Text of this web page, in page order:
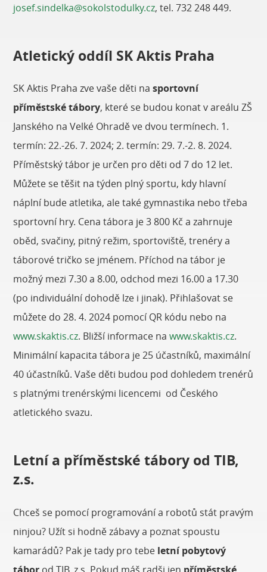
josef.sindelka@sokolstodulky.cz, tel. 732 248 449.
Atletický oddíl SK Aktis Praha
SK Aktis Praha zve vaše děti nasportovní
příměstské tábory, které se budou konat v areálu ZŠ
Janského na Velké Ohradě ve dvou termínech. 1.
termín: 22.-26. 7. 2024; 2. termín: 29. 7.-2. 8. 2024.
Příměstský tábor je určen pro děti od 7 do 12 let.
Můžete se těšit na týden plný sportu, kdy hlavní
náplní bude atletika, ale také gymnastika nebo třeba
sportovní hry. Cena tábora je 3 800 Kč a zahrnuje
oběd, svačiny, pitný režim, sportoviště, trenéry a
táborové tričko se jménem. Příchod na tábor je
možný mezi 7.30 a 8.00, odchod mezi 16.00 a 17.30
(po individuální dohodě lze i jinak). Přihlašovat se
můžete do 28. 4. 2024 pomocí QR kódu nebo na
www.skaktis.cz. Bližší informace nawww.skaktis.cz.
Minimální kapacita tábora je 25 účastníků, maximální
40 účastníků. Vaše děti budou pod dohledem trenérů
s platnými trenérskými licencemi od Českého
atletického svazu.
Letní a příměstské tábory od TIB,
z.s.
Chceš se pomocí programování a robotů stát pravým
ninjou? Užít si hodně zábavy a poznat spoustu
kamarádů? Pak je tady pro tebe letní pobytový